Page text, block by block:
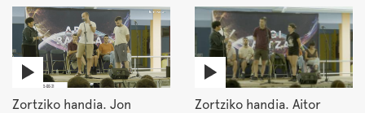
Zortziko handia. Jon
Zortziko handia. Aitor